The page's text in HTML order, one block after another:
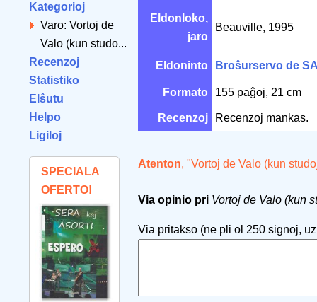
Kategorioj
Varo: Vortoj de
Valo (kun studo...
Recenzoj
Statistiko
Elŝutu
Helpo
Ligiloj
SPECIALA
OFERTO!
Eldonloko,
jaro
Beauville, 1995
Eldoninto Broŝurservo de
Formato 155 paĝoj, 21 cm
Recenzoj Recenzoj mankas.
Atenton, "Vortoj de Valo (kun
Via opinio pri Vortoj de Valo (kun
Via pritakso (ne pli ol 250 signoj,